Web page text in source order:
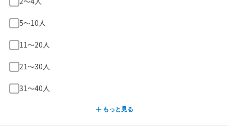
5〜10人
11〜20人
21〜30人
31〜40人
もっと見る